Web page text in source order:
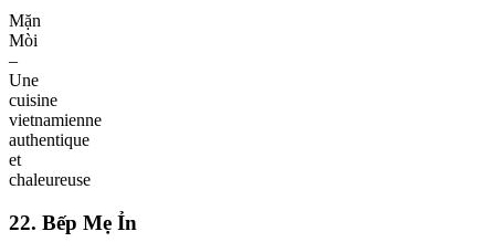
Mặn
Mòi
–
Une
cuisine
vietnamienne
authentique
et
chaleureuse
22. Bếp Mẹ Ỉn